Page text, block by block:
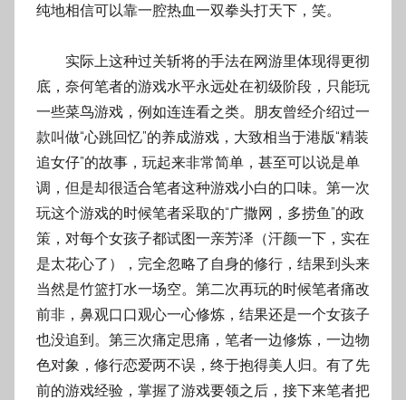
纯地相信可以靠一腔热血一双拳头打天下，笑。
实际上这种过关斩将的手法在网游里体现得更彻
底，奈何笔者的游戏水平永远处在初级阶段，只能玩
一些菜鸟游戏，例如连连看之类。朋友曾经介绍过一
款叫做“心跳回忆”的养成游戏，大致相当于港版“精装
追女仔”的故事，玩起来非常简单，甚至可以说是单
调，但是却很适合笔者这种游戏小白的口味。第一次
玩这个游戏的时候笔者采取的“广撒网，多捞鱼”的政
策，对每个女孩子都试图一亲芳泽（汗颜一下，实在
是太花心了），完全忽略了自身的修行，结果到头来
当然是竹篮打水一场空。第二次再玩的时候笔者痛改
前非，鼻观口口观心一心修炼，结果还是一个女孩子
也没追到。第三次痛定思痛，笔者一边修炼，一边物
色对象，修行恋爱两不误，终于抱得美人归。有了先
前的游戏经验，掌握了游戏要领之后，接下来笔者把